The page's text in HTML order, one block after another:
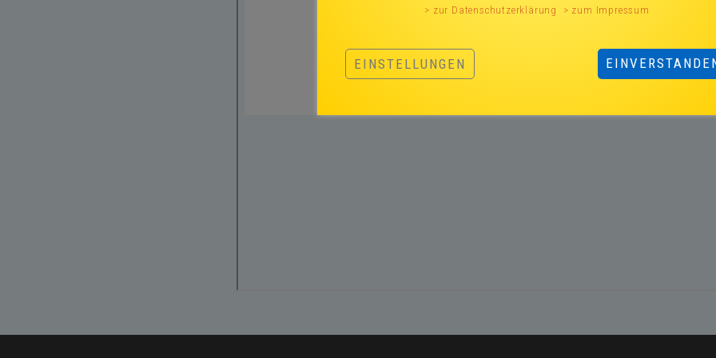
> zur Datenschutzerklärung > zum Impressum
EINSTELLUNGEN